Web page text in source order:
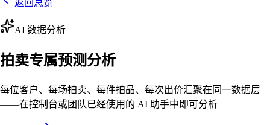
返回总览
AI 数据分析
拍卖专属预测分析
每位客户、每场拍卖、每件拍品、每次出价汇聚在同一数据层
——在控制台或团队已经使用的 AI 助手中即可分析